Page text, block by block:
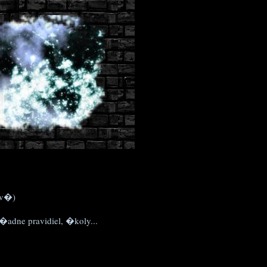
pravidiel, �koly...